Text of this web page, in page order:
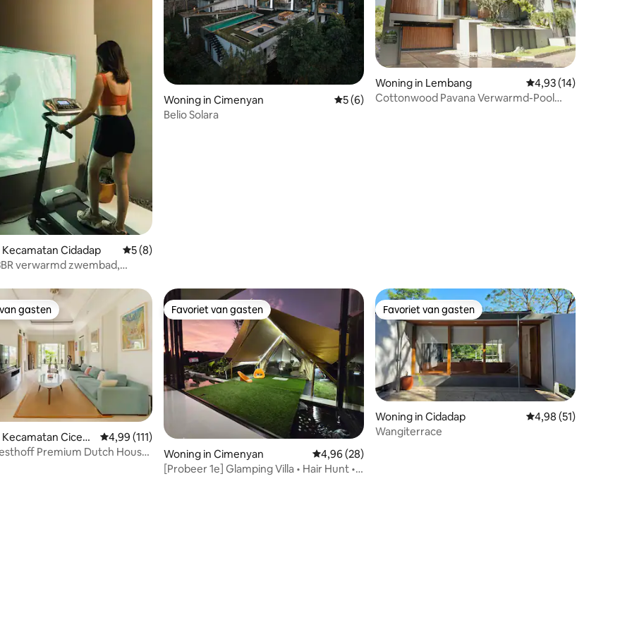
4,99 uit 5, 182 recensies
Cidadap Gemiddelde beoordeling van 5 uit 5, 8 recensies
5 (8)
verwarmd zwembad,
Woning in Cimenyan Gemiddelde beoordeling van 5 uit 5, 6 recensies
5 (6)
Belio Solara
Woning in Lembang Gemiddelde
4,93 (14)
Cottonwood Pavana Verwarmd-Pool
gasten
gasten
Kecamatan Cicen
Gemiddelde beoordeling van 4,99 uit 5, 111 recensies
4,99 (111)
Premium Dutch House
Favoriet van gasten
Favoriet van gasten
Woning in Cimenyan Gemiddelde beoordeling van 4,96 uit 5, 28 recensies
4,96 (28)
[Probeer 1e] Glamping Villa • Hair Hunt •
Favoriet van gasten
Favoriet van gasten
Woning in Cidadap Gemiddelde
4,98 (51)
Wangiterrace